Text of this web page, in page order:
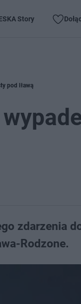
Story
pod Iławą
zdarzenia
Rodzone.